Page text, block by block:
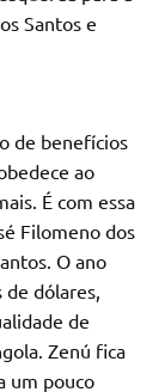
Santos e
de benefícios
ao
É com essa
Filomeno dos
O ano
dólares,
de
Zenú fica
um pouco